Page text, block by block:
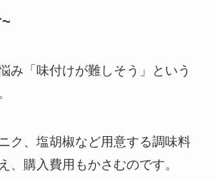
み「 味付けが難しそう 」という
ク、塩胡椒など用意する調味料
、購入費用もかさむのです。